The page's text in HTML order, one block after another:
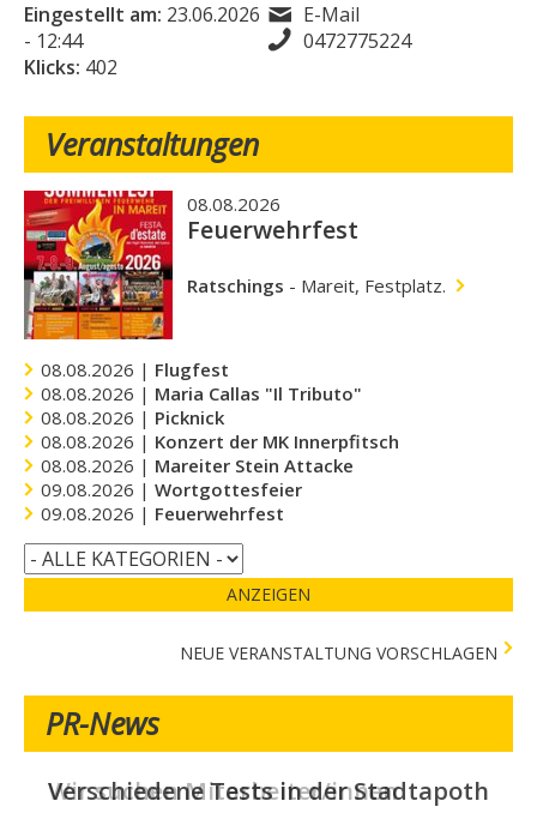
Eingestellt am: 23.06.2026
- 12:44
Klicks: 402
E-Mail
0472775224
Veranstaltungen
08.08.2026
Feuerwehrfest
Ratschings - Mareit, Festplatz.
08.08.2026 | Flugfest
08.08.2026 | Maria Callas "Il Tributo"
08.08.2026 | Picknick
08.08.2026 | Konzert der MK Innerpfitsch
08.08.2026 | Mareiter Stein Attacke
09.08.2026 | Wortgottesfeier
09.08.2026 | Feuerwehrfest
ANZEIGEN
NEUE VERANSTALTUNG VORSCHLAGEN
PR-News
Verschiedene Tests in der
Wir suchen Mitarbeiter/innen